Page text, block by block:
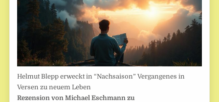
Helmut Blepp erweckt in “Nachsaison” Vergangenes in
Versen zu neuem Leben
Rezension von Michael Eschmann zu